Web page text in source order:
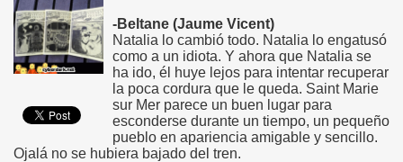
-Beltane (Jaume Vicent)
Natalia lo cambió todo. Natalia lo engatusó
como a un idiota. Y ahora que Natalia se
ha ido, él huye lejos para intentar recuperar
la poca cordura que le queda. Saint Marie
sur Mer parece un buen lugar para
esconderse durante un tiempo, un pequeño
pueblo en apariencia amigable y sencillo.
Ojalá no se hubiera bajado del tren.